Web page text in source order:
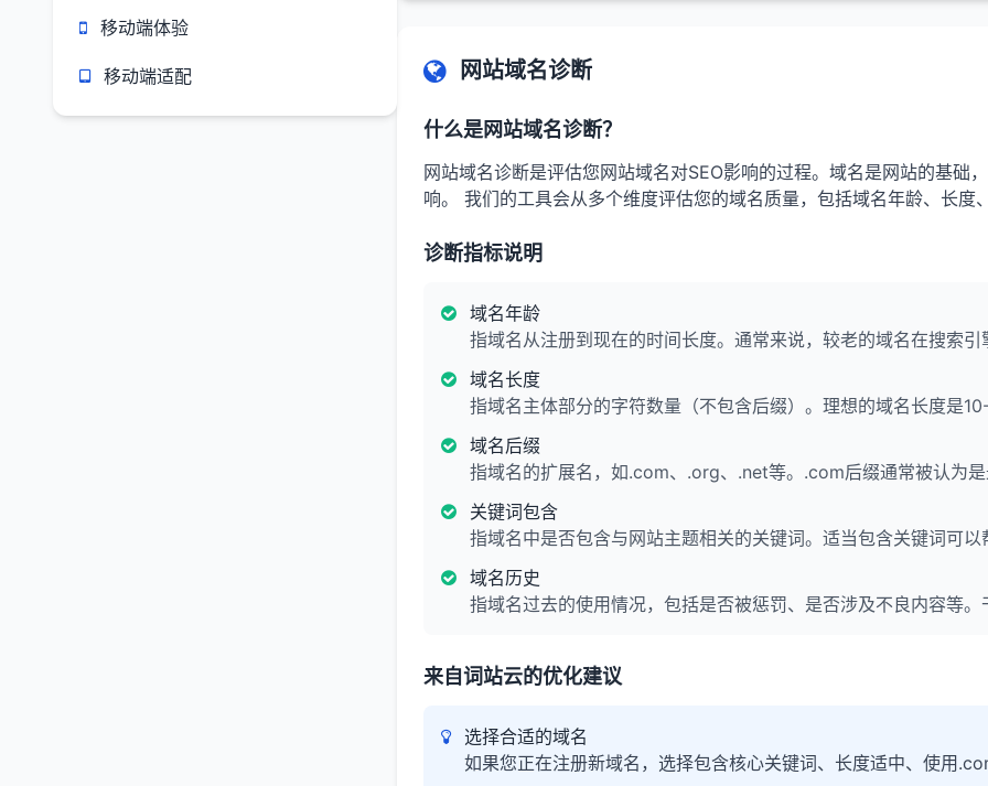
移动端体验
移动端适配 网站域名诊断
什么是网站域名诊断？
网站域名诊断是评估您网站域名对SEO影响的过程。域名是网站的基础
响。 我们的工具会从多个维度评估您的域名质量，包括域名年龄、长度
诊断指标说明
域名年龄
指域名从注册到现在的时间长度。通常来说，较老的域名在搜索
域名长度
指域名主体部分的字符数量（不包含后缀）。理想的域名长度是
域名后缀
指域名的扩展名，如.com、.org、.net等。.com后缀通常被认为
关键词包含
指域名中是否包含与网站主题相关的关键词。适当包含关键词可
域名历史
指域名过去的使用情况，包括是否被惩罚、是否涉及不良内容等
来自词站云的优化建议
选择合适的域名
如果您正在注册新域名，选择包含核心关键词、长度适中、使用